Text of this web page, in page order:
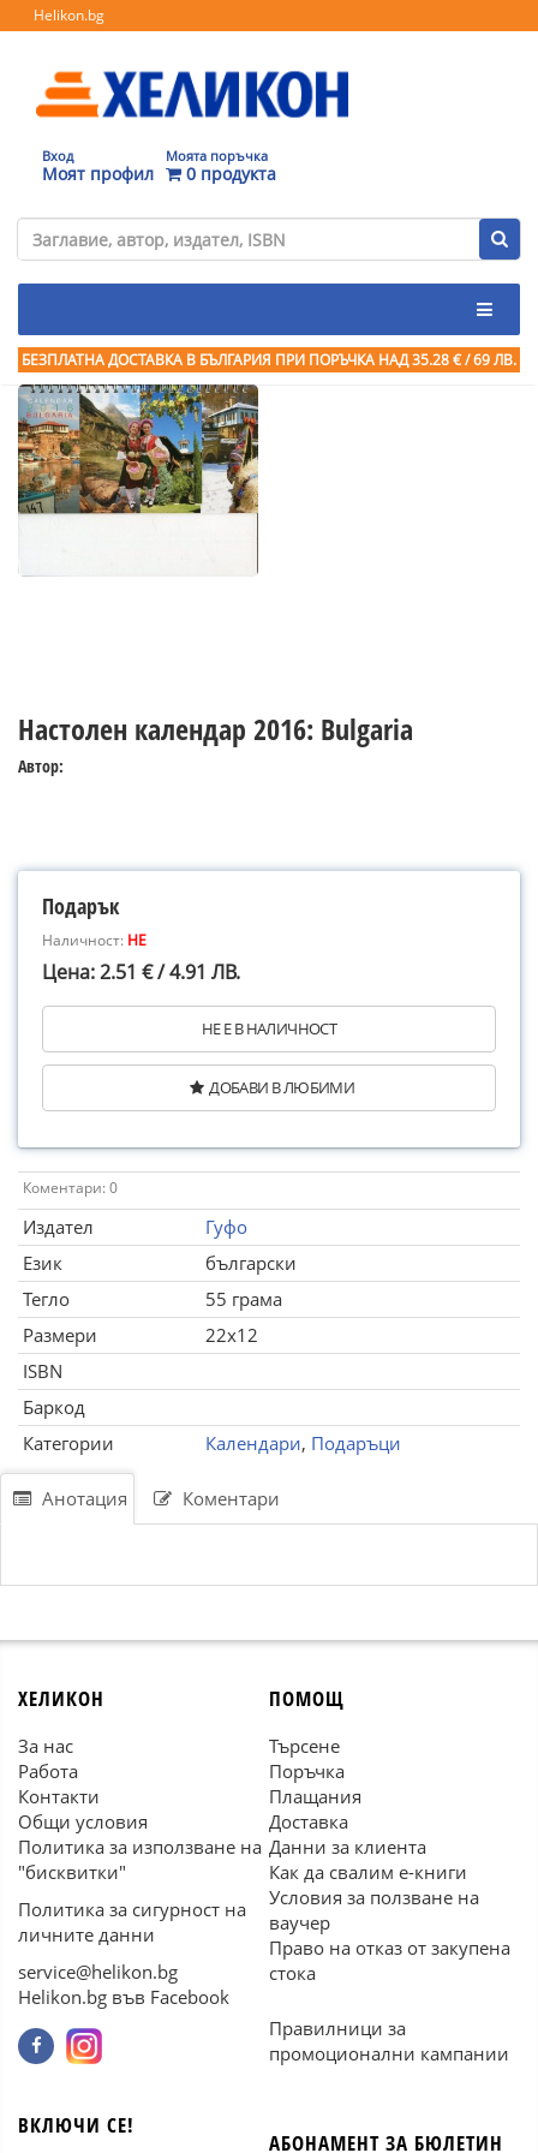
Helikon.bg
Вход
Моят профил
Моята поръчка
0 продукта
БЕЗПЛАТНА ДОСТАВКА В БЪЛГАРИЯ ПРИ ПОРЪЧКА НАД 35.28 € / 69 ЛВ.
Настолен календар 2016: Bulgaria
Автор:
Подарък
Наличност: НЕ
Цена: 2.51 € / 4.91 ЛВ.
НЕ Е В НАЛИЧНОСТ
ДОБАВИ В ЛЮБИМИ
Коментари: 0
Издател
Гуфо
Език
български
Тегло
55 грама
Размери
22x12
ISBN
Баркод
Категории
Календари, Подаръци
Анотация Коментари
ХЕЛИКОН
За нас
Работа
Контакти
Общи условия
Политика за използване на
"бисквитки"
Политика за сигурност на
личните данни
service@helikon.bg
Helikon.bg във Facebook
ПОМОЩ
Търсене
Поръчка
Плащания
Доставка
Данни за клиента
Как да свалим е-книги
Условия за ползване на
ваучер
Право на отказ от закупена
стока
Правилници за
промоционални кампании
ВКЛЮЧИ СЕ!
АБОНАМЕНТ ЗА БЮЛЕТИН